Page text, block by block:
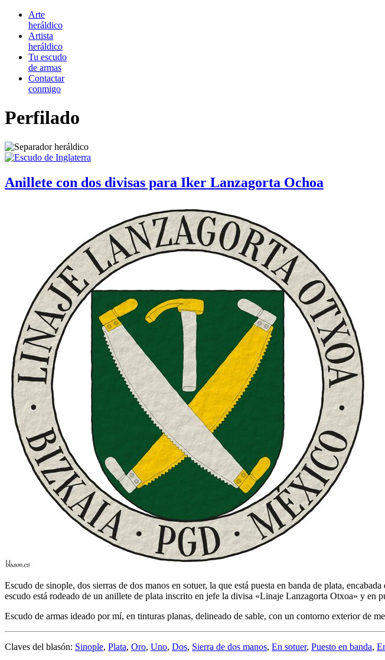
Arte
heráldico
Artista
heráldico
Tu escudo
de armas
Contactar
conmigo
Perfilado
Anillete con dos divisas para Iker Lanzagorta Ochoa
Escudo de sinople, dos sierras de dos manos en sotuer, la que está puesta en banda de plata,
escudo está rodeado de un anillete de plata inscrito en jefe la divisa «Linaje Lanzagorta Otxoa» y en
Escudo de armas ideado por mí, en tinturas planas, delineado de sable, con un contorno exterior de
Claves del blasón: Sinople, Plata, Oro, Uno, Dos, Sierra de dos manos, En sotuer, Puesto en banda,